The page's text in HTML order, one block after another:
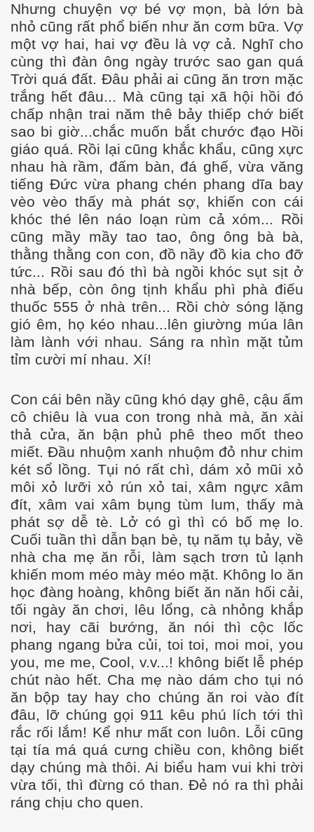
Nhưng chuyện vợ bé vợ mọn, bà lớn bà
nhỏ cũng rất phổ biến như ăn cơm bữa. Vợ
một vợ hai, hai vợ đều là vợ cả. Nghĩ cho
cùng thì đàn ông ngày trước sao gan quá
Trời quá đất. Đâu phải ai cũng ăn trơn mặc
trắng hết đâu... Mà cũng tại xã hội hồi đó
chấp nhận trai năm thê bảy thiếp chớ biết
sao bi giờ...chắc muốn bắt chước đạo Hồi
giáo quá. Rồi lại cũng khắc khẩu, cũng xực
nhau hà rầm, đấm bàn, đá ghế, vừa văng
tiếng Đức vừa phang chén phang dĩa bay
vèo vèo thấy mà phát sợ, khiến con cái
khóc thé lên náo loạn rùm cả xóm... Rồi
cũng mầy mầy tao tao, ông ông bà bà,
thằng thằng con con, đồ nầy đồ kia cho đỡ
tức... Rồi sau đó thì bà ngồi khóc sụt sịt ở
nhà bếp, còn ông tịnh khẩu phì phà điếu
thuốc 555 ở nhà trên... Rồi chờ sóng lặng
gió êm, họ kéo nhau...lên giường múa lân
làm lành với nhau. Sáng ra nhìn mặt tủm
tỉm cười mí nhau. Xí!
Con cái bên nầy cũng khó dạy ghê, cậu ấm
cô chiêu là vua con trong nhà mà, ăn xài
thả cửa, ăn bận phủ phê theo mốt theo
miết. Đầu nhuộm xanh nhuộm đỏ như chim
két sổ lồng. Tụi nó rất chì, dám xỏ mũi xỏ
môi xỏ lưỡi xỏ rún xỏ tai, xâm ngực xâm
đít, xâm vai xâm bụng tùm lum, thấy mà
phát sợ dễ tè. Lở có gì thì có bố mẹ lo.
Cuối tuần thì dẫn bạn bè, tụ năm tụ bảy, về
nhà cha mẹ ăn rỗi, làm sạch trơn tủ lạnh
khiến mom méo mày méo mặt. Không lo ăn
học đàng hoàng, không biết ăn năn hối cải,
tối ngày ăn chơi, lêu lổng, cà nhỏng khắp
nơi, hay cãi bướng, ăn nói thì cộc lốc
phang ngang bửa củi, toi toi, moi moi, you
you, me me, Cool, v.v...! không biết lễ phép
chút nào hết. Cha mẹ nào dám cho tụi nó
ăn bộp tay hay cho chúng ăn roi vào đít
đâu, lỡ chúng gọi 911 kêu phú lích tới thì
rắc rối lắm! Kể như mất con luôn. Lỗi cũng
tại tía má quá cưng chiều con, không biết
dạy chúng mà thôi. Ai biểu ham vui khi trời
vừa tối, thì đừng có than. Đẻ nó ra thì phải
ráng chịu cho quen.
mất
BÈ